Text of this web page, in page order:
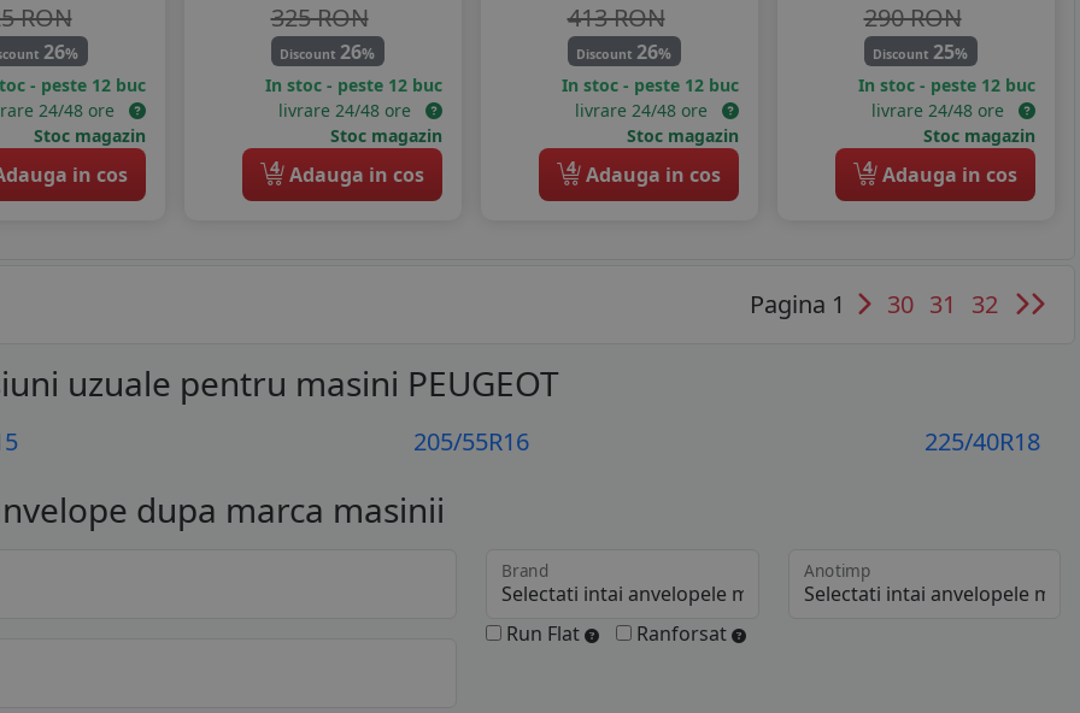
RON
26%
- peste 12 buc
24/48 ore
Stoc magazin
in cos
325 RON
Discount 26%
In stoc - peste 12 buc
livrare 24/48 ore
Stoc magazin
4 Adauga in cos
413 RON
Discount 26%
In stoc - peste 12 buc
livrare 24/48 ore
Stoc magazin
4 Adauga in cos
290 RON
Discount 25%
In stoc - peste 12 buc
livrare 24/48 ore
Stoc magazin
4 Adauga in cos
Pagina 1 30 31 32
uzuale pentru masini PEUGEOT
205/55R16 225/40R18
dupa marca masinii
Brand Anotimp
Run Flat Ranforsat